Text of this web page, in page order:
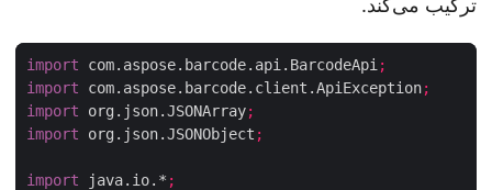
ترکیب می‌کند.
import com.aspose.barcode.api.BarcodeApi
import com.aspose.barcode.client.ApiException
import org.json.JSONArray
import org.json.JSONObject
import java.io.*